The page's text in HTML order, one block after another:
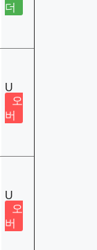
더
U
오
버
U
오
버